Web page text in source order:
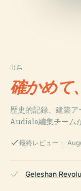
出典
確かめて
歴史的記録、建築ア
Audiala編集チーム
最終レビュー：
Geleshan